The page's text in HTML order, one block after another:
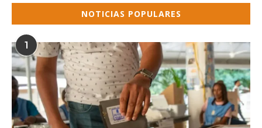
NOTICIAS POPULARES
1